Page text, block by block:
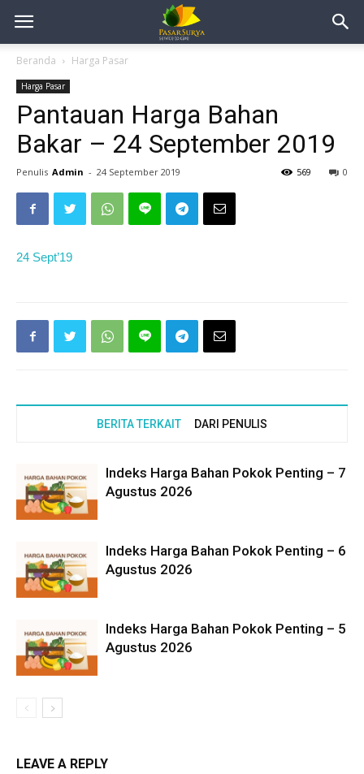
Beranda Harga Pasar
Harga Pasar
Pantauan Harga Bahan
Bakar – 24 September 2019
Penulis Admin - 24 September 2019 0
569
24 Sept’19
BERITA TERKAIT DARI PENULIS
Indeks Harga Bahan Pokok Penting – 7
Agustus 2026
Indeks Harga Bahan Pokok Penting – 6
Agustus 2026
Indeks Harga Bahan Pokok Penting – 5
Agustus 2026
LEAVE A REPLY